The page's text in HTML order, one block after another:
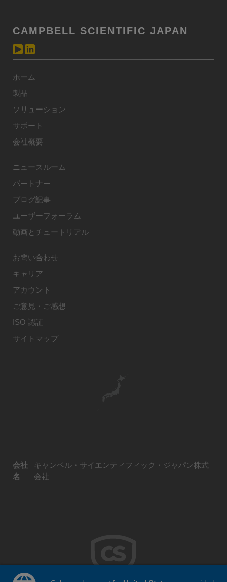
CAMPBELL SCIENTIFIC JAPAN
ホーム
製品
ソリューション
サポート
会社概要
ニュースルーム
パートナー
ブログ記事
ユーザーフォーラム
動画とチュートリアル
お問い合わせ
キャリア
アカウント
ご意見・ご感想
ISO 認証
サイトマップ
会社
名
キャンベル・サイエンティフィック・ジャパン株式
会社